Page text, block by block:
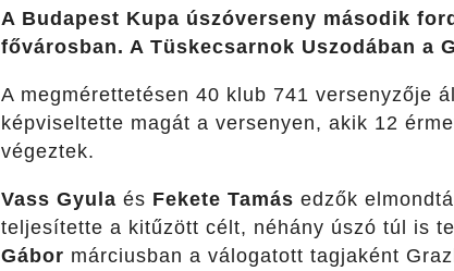
A Budapest Kupa úszóverseny második
fővárosban. A Tüskecsarnok Uszodában a
A megmérettetésen 40 klub 741 versenyzője
képviseltette magát a versenyen, akik 12
végeztek.
Vass Gyula és Fekete Tamás edzők
teljesítette a kitűzött célt, néhány úszó túl is
Gábor márciusban a válogatott tagjaként